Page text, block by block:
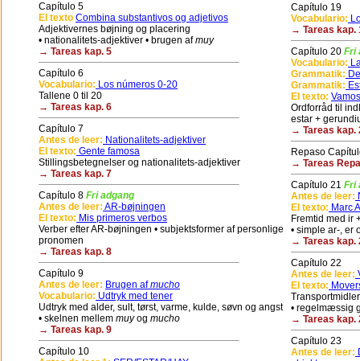
Capítulo 5
El texto Combina substantivos og adjetivos
Adjektivernes bøjning og placering
• nationalitets-adjektiver • brugen afmuy
→ Tareas kap. 5
Capítulo 6
Vocabulario: Los números 0-20
Tallene 0 til 20
→ Tareas kap. 6
Capítulo 7
Antes de leer: Nationalitets-adjektiver
El texto: Gente famosa
Stillingsbetegnelser og nationalitets-adjektiver
→ Tareas kap. 7
Capítulo 8 Fri adgang
Antes de leer: AR-bøjningen
El texto: Mis primeros verbos
Verber efter AR-bøjningen • subjektsformer af personlige
pronomen
→ Tareas kap. 8
Capítulo 9
Antes de leer: Brugen afmucho
Vocabulario: Udtryk med tener
Udtryk med alder, sult, tørst, varme, kulde, søvn og angst
• skelnen mellem muyog mucho
→ Tareas kap. 9
Capítulo 10
Capítulo 19
Vocabulario:
→ Tareas kap.
Capítulo 20 Fri
Vocabulario:
Grammatik:
Grammatik:
El texto:
Ordforråd til
estar +
→ Tareas kap.
Repaso
→ Tareas
Capítulo 21 Fri
Antes de leer:
El texto: Marc
Fremtid med ir
• simple ar-, er
→ Tareas kap.
Capítulo 22
Antes de leer:
El texto:
• regelmæssig
→ Tareas kap.
Capítulo 23
Antes de leer: